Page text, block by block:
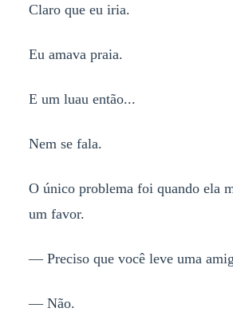
Claro que eu iria.
Eu amava praia.
E um luau então...
Nem se fala.
O único problema foi quando ela
um favor.
— Preciso que você leve uma
— Não.